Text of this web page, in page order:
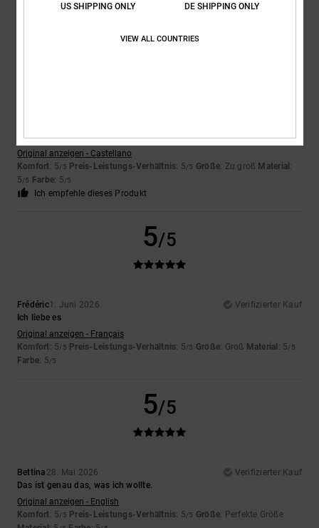
Genau wie auf dem Foto
Original anzeigen - Castellano
Komfort: 5/5 Preis-Leistungs-Verhältnis: 5/5 Größe: Zu groß Material :
5/5 Farbe: 5/5
Ich empfehle dieses Produkt
5/5
Frédéric1. Juni 2026
Verifizierter Kauf
Ich liebe es
Original anzeigen - Français
Komfort: 5/5 Preis-Leistungs-Verhältnis: 5/5 Größe: Groß Material : 5/5
Farbe: 5/5
5/5
Bettina 28. Mai 2026
Verifizierter Kauf
Das ist genau das, was ich wollte.
Original anzeigen - English
Komfort: 5/5 Preis-Leistungs-Verhältnis: 5/5 Größe: Perfekte Größe
US SHIPPING ONLY DE SHIPPING ONLY
VIEW ALL COUNTRIES